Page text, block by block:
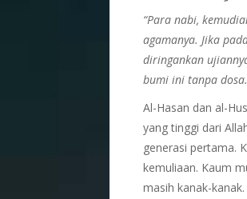
“Para nabi,
agamanya. Jika
diringankan
bumi ini tanpa
Al-Hasan dan al-
yang tinggi dari
generasi pertama.
kemuliaan. Kaum
masih kanak-